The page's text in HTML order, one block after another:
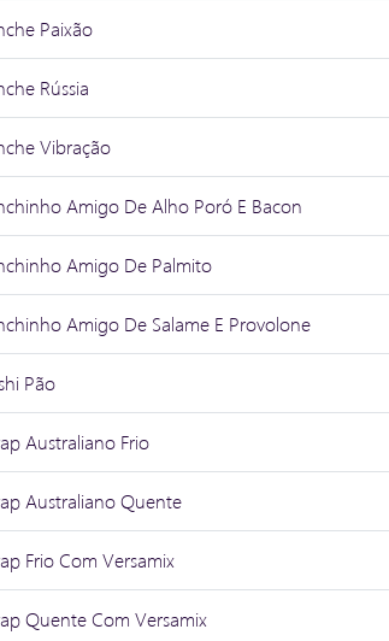
Paixão
Rússia
Vibração
Amigo De Alho Poró E Bacon
Amigo De Palmito
Amigo De Salame E Provolone
Pão
Australiano Frio
Australiano Quente
Frio Com Versamix
Quente Com Versamix